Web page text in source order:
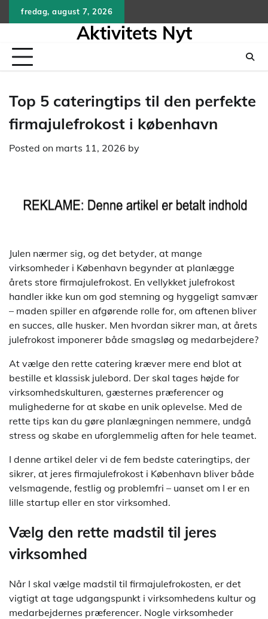
to
fredag, august 7, 2026
Aktivitets Nyt
Top 5 cateringtips til den perfekte
firmajulefrokost i københavn
Posted on marts 11, 2026 by
Julen nærmer sig, og det betyder, at mange
virksomheder i København begynder at planlægge
årets store firmajulefrokost. En vellykket julefrokost
handler ikke kun om god stemning og hyggeligt samvær
– maden spiller en afgørende rolle for, om aftenen bliver
en succes, alle husker. Men hvordan sikrer man, at årets
julefrokost imponerer både smagsløg og medarbejdere?
At vælge den rette catering kræver mere end blot at
bestille et klassisk julebord. Der skal tages højde for
virksomhedskulturen, gæsternes præferencer og
mulighederne for at skabe en unik oplevelse. Med de
rette tips kan du gøre planlægningen nemmere, undgå
stress og skabe en uforglemmelig aften for hele teamet.
I denne artikel deler vi de fem bedste cateringtips, der
sikrer, at jeres firmajulefrokost i København bliver både
velsmagende, festlig og problemfri – uanset om I er en
lille startup eller en stor virksomhed.
Vælg den rette madstil til jeres
virksomhed
Når I skal vælge madstil til firmajulefrokosten, er det
vigtigt at tage udgangspunkt i virksomhedens kultur og
medarbejdernes præferencer. Nogle virksomheder